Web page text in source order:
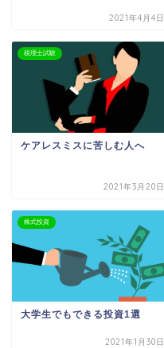
2021年4月4日
税理士試験
ケアレスミスに苦しむ人へ
2021年3月20日
株式投資
大学生でもできる投資1選
2021年1月30日